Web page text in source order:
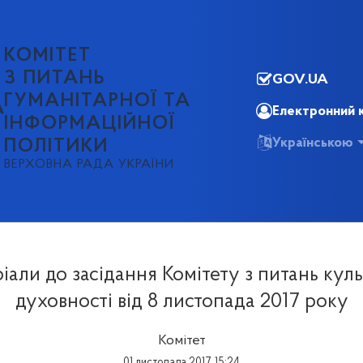
КОМІТЕТ
З ПИТАНЬ
ГУМАНІТАРНОЇ ТА
ІНФОРМАЦІЙНОЇ
ПОЛІТИКИ
ВЕРХОВНА РАДА УКРАЇНИ
GOV.UA
Електронний
Українською
до засідання Комітету з питань
духовності від 8 листопада 2017 року
Комітет